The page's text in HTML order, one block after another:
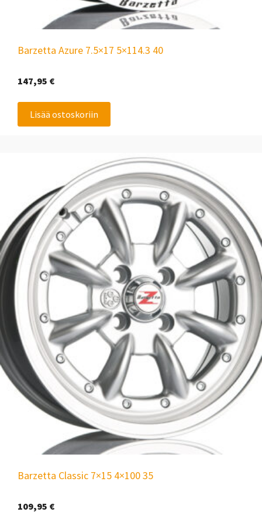
Barzetta Azure 7.5×17 5×114.3 40
147,95 €
Lisää ostoskoriin
Barzetta Classic 7×15 4×100 35
109,95 €